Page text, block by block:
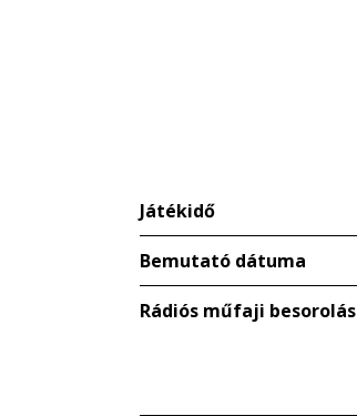
Játékidő
Bemutató dátuma
Rádiós műfaji besorolás